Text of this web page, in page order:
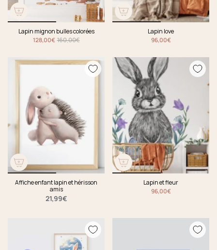
Lapin mignon bulles colorées
128,00€ 160,00€
Lapin love
96,00€
Affiche enfant lapin et hérisson
amis
21,99€
Lapin et fleur
96,00€